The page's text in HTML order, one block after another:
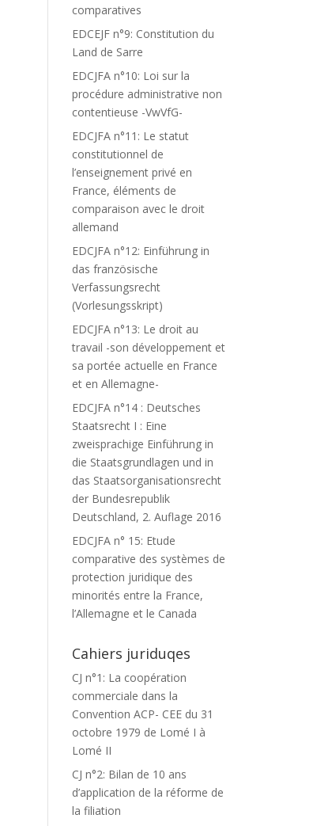
comparatives
EDCEJF n°9: Constitution du
Land de Sarre
EDCJFA n°10: Loi sur la
procédure administrative non
contentieuse -VwVfG-
EDCJFA n°11: Le statut
constitutionnel de
l’enseignement privé en
France, éléments de
comparaison avec le droit
allemand
EDCJFA n°12: Einführung in
das französische
Verfassungsrecht
(Vorlesungsskript)
EDCJFA n°13: Le droit au
travail -son développement et
sa portée actuelle en France
et en Allemagne-
EDCJFA n°14 : Deutsches
Staatsrecht I : Eine
zweisprachige Einführung in
die Staatsgrundlagen und in
das Staatsorganisationsrecht
der Bundesrepublik
Deutschland, 2. Auflage 2016
EDCJFA n° 15: Etude
comparative des systèmes de
protection juridique des
minorités entre la France,
l’Allemagne et le Canada
Cahiers juriduqes
CJ n°1: La coopération
commerciale dans la
Convention ACP- CEE du 31
octobre 1979 de Lomé I à
Lomé II
CJ n°2: Bilan de 10 ans
d’application de la réforme de
la filiation